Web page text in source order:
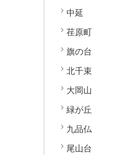
中延
荏原町
旗の台
北千束
大岡山
緑が丘
九品仏
尾山台